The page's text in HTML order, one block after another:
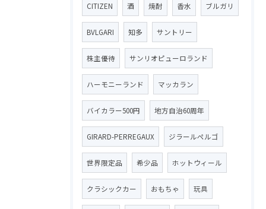
CITIZEN 酒 焼酎 香水 ブルガリ
BVLGARI 知多 サントリー
株主優待 サンリオピューロランド
ハーモニーランド マッカラン
バイカラー500円 地方自治60周年
GIRARD-PERREGAUX ジラールペルゴ
世界限定品 希少品 ホットウィール
クラシックカー おもちゃ 玩具